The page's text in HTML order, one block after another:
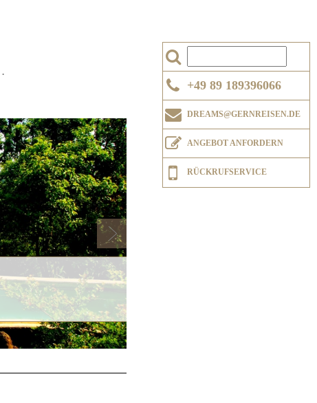
+49 89 189396066
DREAMS@GERNREISEN.DE
ANGEBOT ANFORDERN
RÜCKRUFSERVICE
Next